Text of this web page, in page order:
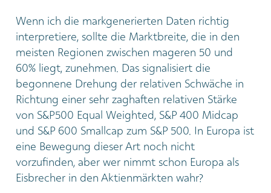
Wenn ich die markgenerierten Daten richtig
interpretiere, sollte die Marktbreite, die in den
meisten Regionen zwischen mageren 50 und
60% liegt, zunehmen. Das signalisiert die
begonnene Drehung der relativen Schwäche in
Richtung einer sehr zaghaften relativen Stärke
von S&P500 Equal Weighted, S&P 400 Midcap
und S&P 600 Smallcap zum S&P 500. In Europa ist
eine Bewegung dieser Art noch nicht
vorzufinden, aber wer nimmt schon Europa als
Eisbrecher in den Aktienmärkten wahr?